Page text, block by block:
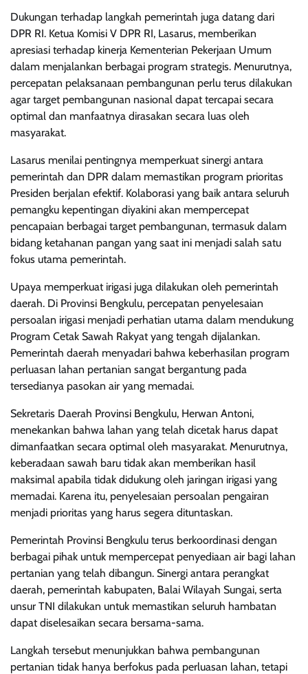
Dukungan terhadap langkah pemerintah juga datang dari
DPR RI. Ketua Komisi V DPR RI, Lasarus, memberikan
apresiasi terhadap kinerja Kementerian Pekerjaan Umum
dalam menjalankan berbagai program strategis. Menurutnya,
percepatan pelaksanaan pembangunan perlu terus dilakukan
agar target pembangunan nasional dapat tercapai secara
optimal dan manfaatnya dirasakan secara luas oleh
masyarakat.
Lasarus menilai pentingnya memperkuat sinergi antara
pemerintah dan DPR dalam memastikan program prioritas
Presiden berjalan efektif. Kolaborasi yang baik antara seluruh
pemangku kepentingan diyakini akan mempercepat
pencapaian berbagai target pembangunan, termasuk dalam
bidang ketahanan pangan yang saat ini menjadi salah satu
fokus utama pemerintah.
Upaya memperkuat irigasi juga dilakukan oleh pemerintah
daerah. Di Provinsi Bengkulu, percepatan penyelesaian
persoalan irigasi menjadi perhatian utama dalam mendukung
Program Cetak Sawah Rakyat yang tengah dijalankan.
Pemerintah daerah menyadari bahwa keberhasilan program
perluasan lahan pertanian sangat bergantung pada
tersedianya pasokan air yang memadai.
Sekretaris Daerah Provinsi Bengkulu, Herwan Antoni,
menekankan bahwa lahan yang telah dicetak harus dapat
dimanfaatkan secara optimal oleh masyarakat. Menurutnya,
keberadaan sawah baru tidak akan memberikan hasil
maksimal apabila tidak didukung oleh jaringan irigasi yang
memadai. Karena itu, penyelesaian persoalan pengairan
menjadi prioritas yang harus segera dituntaskan.
Pemerintah Provinsi Bengkulu terus berkoordinasi dengan
berbagai pihak untuk mempercepat penyediaan air bagi lahan
pertanian yang telah dibangun. Sinergi antara perangkat
daerah, pemerintah kabupaten, Balai Wilayah Sungai, serta
unsur TNI dilakukan untuk memastikan seluruh hambatan
dapat diselesaikan secara bersama-sama.
Langkah tersebut menunjukkan bahwa pembangunan
pertanian tidak hanya berfokus pada perluasan lahan, tetapi